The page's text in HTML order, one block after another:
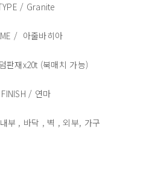
/ Granite
/ 아줄바히아
판재x20t (북매치 가능)
FINISH / 연마
부 , 바닥 , 벽 , 외부, 가구